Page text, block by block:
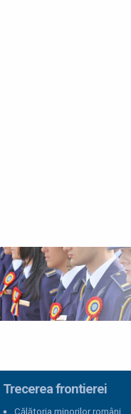
Trecerea frontierei
Călătoria minorilor români